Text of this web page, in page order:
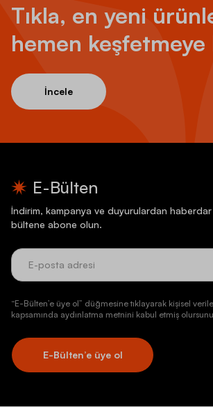
Tıkla, en yeni
hemen keşfetmeye
İncele
E-Bülten
İndirim, kampanya ve duyurulardan
bültene abone olun.
“E-Bülten’e üye ol” düğmesine tıklayarak kişisel
kapsamında aydınlatma metnini kabul etmiş
E-Bülten’e üye ol